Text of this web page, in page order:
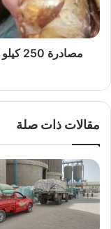
فاسدة
في
حملات
بيطرية
مقالات ذات صلة